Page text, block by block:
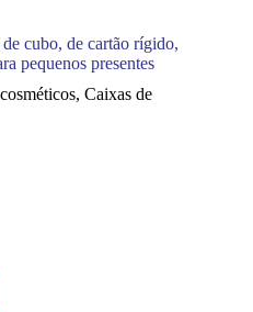
cubo, de cartão rígido,
pequenos presentes
, Caixas de